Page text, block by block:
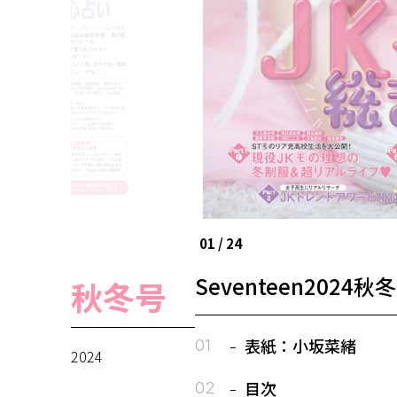
01 / 24
秋冬号
2024
Seventeen2024秋
表紙：小坂菜緒
目次